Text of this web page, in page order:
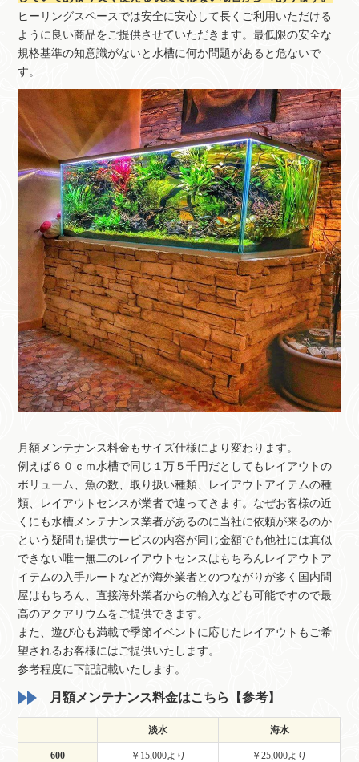
ヒーリングスペースでは安全に安心して長くご利用いただける
ように良い商品をご提供させていただきます。最低限の安全な
規格基準の知意識がないと水槽に何か問題があると危ないで
す。
月額メンテナンス料金もサイズ仕様により変わります。
例えば６０ｃｍ水槽で同じ１万５千円だとしてもレイアウトの
ボリューム、魚の数、取り扱い種類、レイアウトアイテムの種
類、レイアウトセンスが業者で違ってきます。なぜお客様の近
くにも水槽メンテナンス業者があるのに当社に依頼が来るのか
という疑問も提供サービスの内容が同じ金額でも他社には真似
できない唯一無二のレイアウトセンスはもちろんレイアウトア
イテムの入手ルートなどが海外業者とのつながりが多く国内問
屋はもちろん、直接海外業者からの輸入なども可能ですので最
高のアクアリウムをご提供できます。
また、遊び心も満載で季節イベントに応じたレイアウトもご希
望されるお客様にはご提供いたします。
参考程度に下記記載いたします。
月額メンテナンス料金はこちら【参考】
淡水 海水
600 ￥15,000より ￥25,000より